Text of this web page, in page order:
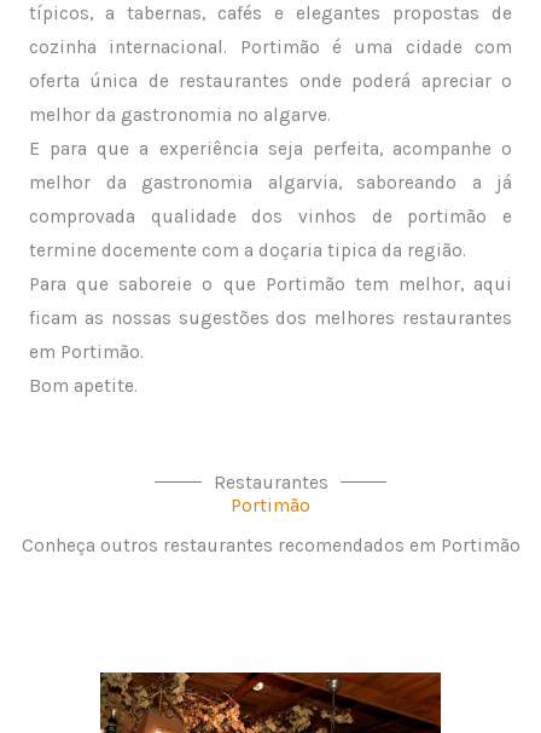
típicos, a tabernas, cafés e elegantes propostas de
cozinha internacional. Portimão é uma cidade com
oferta única de restaurantes onde poderá apreciar o
melhor da gastronomia no algarve.
E para que a experiência seja perfeita, acompanhe o
melhor da gastronomia algarvia, saboreando a já
comprovada qualidade dos vinhos de portimão e
termine docemente com a doçaria tipica da região.
Para que saboreie o que Portimão tem melhor, aqui
ficam as nossas sugestões dos melhores restaurantes
em Portimão.
Bom apetite.
Restaurantes
Portimão
Conheça outros restaurantes recomendados em Portimão